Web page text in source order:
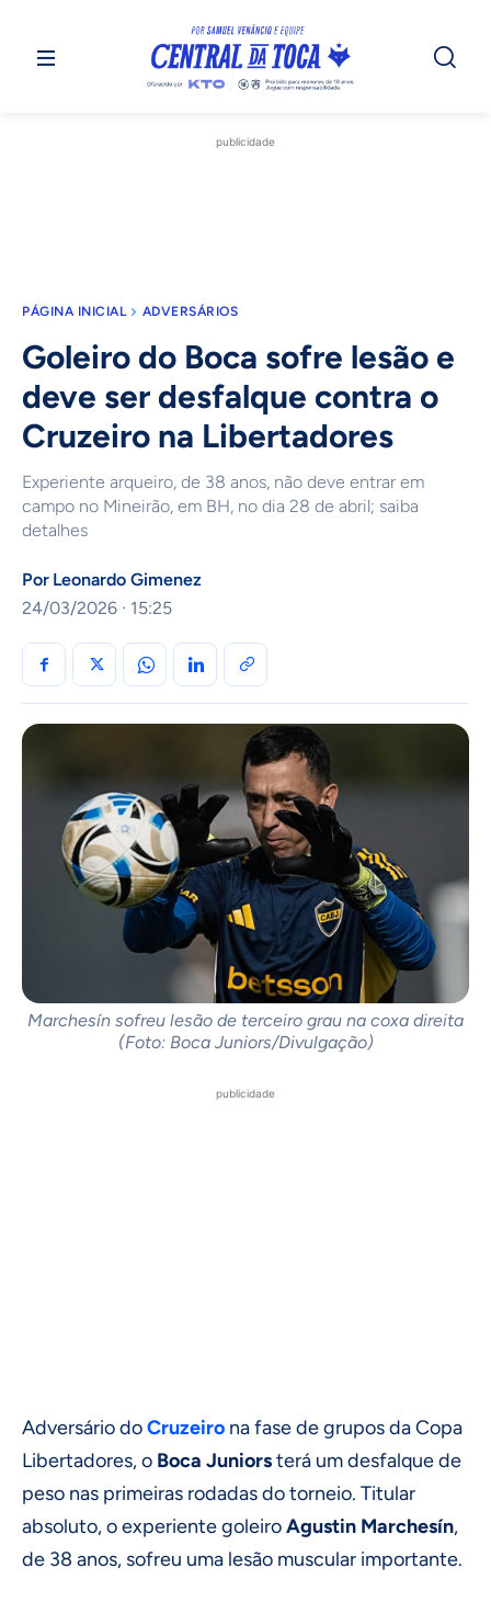
publicidade
PÁGINA INICIAL ADVERSÁRIOS
Goleiro do Boca sofre lesão e
deve ser desfalque contra o
Cruzeiro na Libertadores
Experiente arqueiro, de 38 anos, não deve entrar em
campo no Mineirão, em BH, no dia 28 de abril; saiba
detalhes
Por Leonardo Gimenez
24/03/2026 · 15:25
Marchesín sofreu lesão de terceiro grau na coxa direita
(Foto: Boca Juniors/Divulgação)
publicidade
Adversário doCruzeiro na fase de grupos da Copa
Libertadores, o Boca Juniorsterá um desfalque de
peso nas primeiras rodadas do torneio. Titular
absoluto, o experiente goleiroAgustin Marchesín,
de 38 anos, sofreu uma lesão muscular importante.